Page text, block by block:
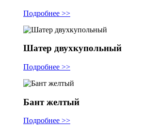
Подробнее >>
Шатер двухкупольный
Подробнее >>
Бант желтый
Подробнее >>